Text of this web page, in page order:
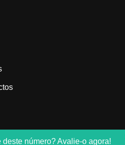
deste número? Avalie-o agora!